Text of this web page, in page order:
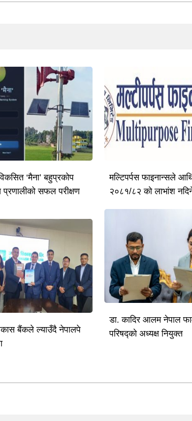
‘मैना’ बहुप्रकोप
प्रणालीको सफल परीक्षण
मल्टिपर्पस फाइनान्सले
२०८१/८२ को लाभांश
बैंकले ल्याउँदै नेपालपे
डा. कादिर आलम नेपाल
परिषद्को अध्यक्ष नियुक्त